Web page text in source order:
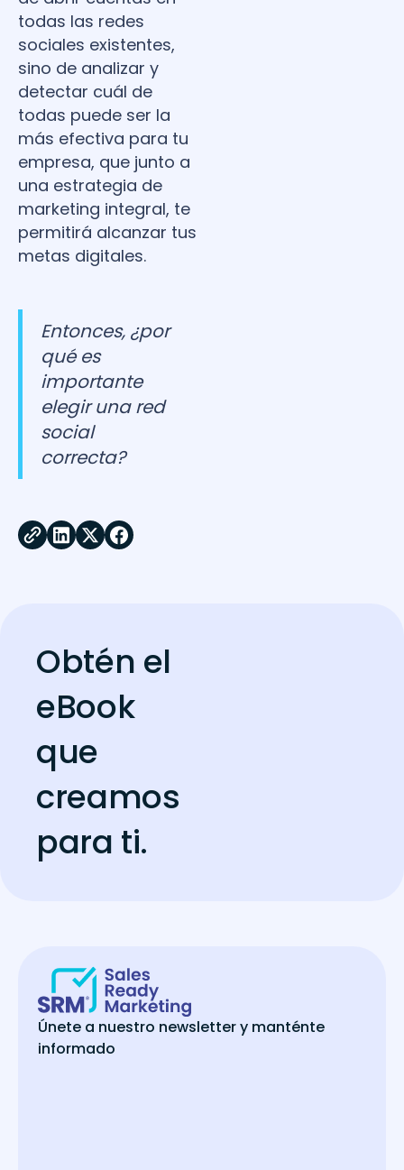
todas las redes
sociales existentes,
sino de analizar y
detectar cuál de
todas puede ser la
más efectiva para tu
empresa, que junto a
una estrategia de
marketing integral, te
permitirá alcanzar tus
metas digitales.
Entonces, ¿por
qué es
importante
elegir una red
social
correcta?
Obtén el
eBook
que
creamos
para ti.
Únete a nuestro newsletter y manténte
informado